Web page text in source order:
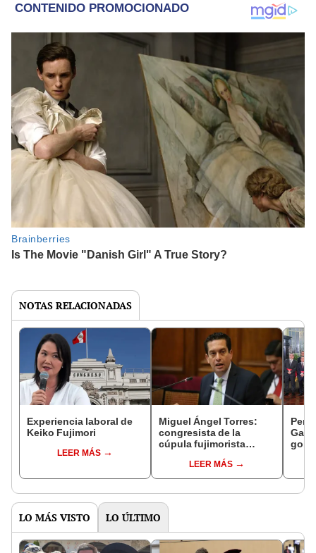
NOTAS RELACIONADAS
Experiencia laboral de
Keiko Fujimori
LEER MÁS
Miguel Ángel Torres:
congresista de la
cúpula fujimorista
del SenadoLEER MÁS
LO MÁS VISTO LO ÚLTIMO